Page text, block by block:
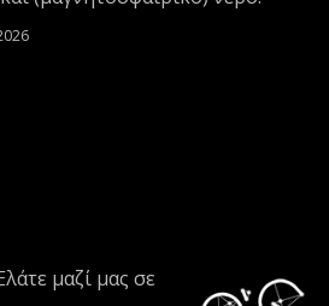
μαζί μας σε